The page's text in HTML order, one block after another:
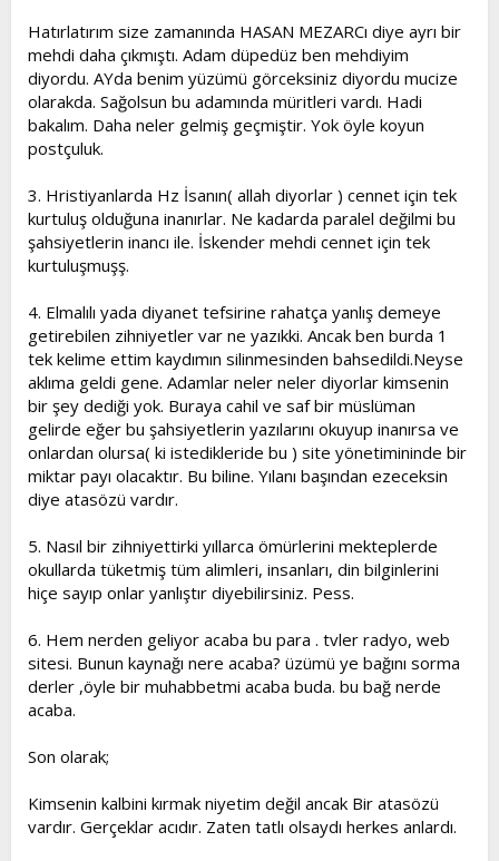
Hatırlatırım size zamanında HASAN MEZARCı diye ayrı bir
mehdi daha çıkmıştı. Adam düpedüz ben mehdiyim
diyordu. AYda benim yüzümü görceksiniz diyordu mucize
olarakda. Sağolsun bu adamında müritleri vardı. Hadi
bakalım. Daha neler gelmiş geçmiştir. Yok öyle koyun
postçuluk.
3. Hristiyanlarda Hz İsanın( allah diyorlar ) cennet için tek
kurtuluş olduğuna inanırlar. Ne kadarda paralel değilmi bu
şahsiyetlerin inancı ile. İskender mehdi cennet için tek
kurtuluşmuşş.
4. Elmalılı yada diyanet tefsirine rahatça yanlış demeye
getirebilen zihniyetler var ne yazıkki. Ancak ben burda 1
tek kelime ettim kaydımın silinmesinden bahsedildi.Neyse
aklıma geldi gene. Adamlar neler neler diyorlar kimsenin
bir şey dediği yok. Buraya cahil ve saf bir müslüman
gelirde eğer bu şahsiyetlerin yazılarını okuyup inanırsa ve
onlardan olursa( ki istedikleride bu ) site yönetimininde bir
miktar payı olacaktır. Bu biline. Yılanı başından ezeceksin
diye atasözü vardır.
5. Nasıl bir zihniyettirki yıllarca ömürlerini mekteplerde
okullarda tüketmiş tüm alimleri, insanları, din bilginlerini
hiçe sayıp onlar yanlıştır diyebilirsiniz. Pess.
6. Hem nerden geliyor acaba bu para . tvler radyo, web
sitesi. Bunun kaynağı nere acaba? üzümü ye bağını sorma
derler ,öyle bir muhabbetmi acaba buda. bu bağ nerde
acaba.
Son olarak;
Kimsenin kalbini kırmak niyetim değil ancak Bir atasözü
vardır. Gerçeklar acıdır. Zaten tatlı olsaydı herkes anlardı.